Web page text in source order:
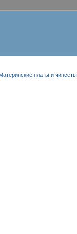
платы и